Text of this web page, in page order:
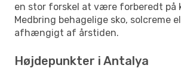
en stor forskel at være forberedt på
Medbring behagelige sko, solcreme
afhængigt af årstiden.
Højdepunkter i Antalya